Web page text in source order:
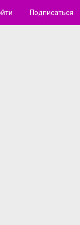
Подписаться